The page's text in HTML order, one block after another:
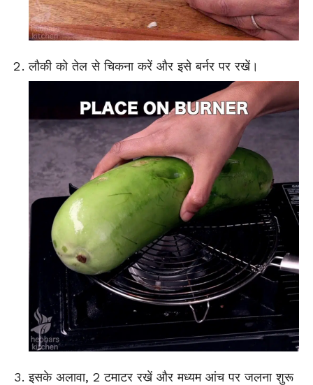
लौकी को तेल से चिकना करें और इसे बर्नर पर रखें।
इसके अलावा, 2 टमाटर रखें और मध्यम आंच पर जलना शुरू